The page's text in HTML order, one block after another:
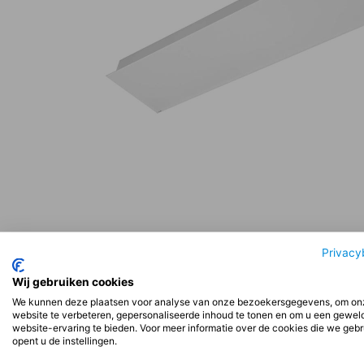
Wij gebruiken cookies
We kunnen deze plaatsen voor analyse van onze bezoekersgegevens, om
website te verbeteren, gepersonaliseerde inhoud te tonen en om u een
website-ervaring te bieden. Voor meer informatie over de cookies die we
opent u de instellingen.
Beschrijving